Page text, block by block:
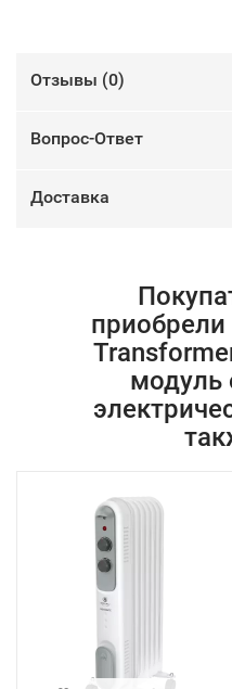
Отзывы (0)
Вопрос-Ответ
Доставка
приобрели
модуль